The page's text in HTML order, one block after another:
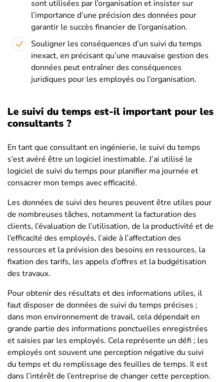
sont utilisées par l’organisation et insister sur
l’importance d’une précision des données pour
garantir le succès financier de l’organisation.
Souligner les conséquences d’un suivi du temps
inexact, en précisant qu’une mauvaise gestion des
données peut entraîner des conséquences
juridiques pour les employés ou l’organisation.
Le suivi du temps est-il important pour les
consultants ?
En tant que consultant en ingénierie, le suivi du temps
s’est avéré être un logiciel inestimable. J’ai utilisé le
logiciel de suivi du temps pour planifier ma journée et
consacrer mon temps avec efficacité.
Les données de suivi des heures peuvent être utiles pour
de nombreuses tâches, notamment la facturation des
clients, l’évaluation de l’utilisation, de la productivité et de
l’efficacité des employés, l’aide à l’affectation des
ressources et la prévision des besoins en ressources, la
fixation des tarifs, les appels d’offres et la budgétisation
des travaux.
Pour obtenir des résultats et des informations utiles, il
faut disposer de données de suivi du temps précises ;
dans mon environnement de travail, cela dépendait en
grande partie des informations ponctuelles enregistrées
et saisies par les employés. Cela représente un défi ; les
employés ont souvent une perception négative du suivi
du temps et du remplissage des feuilles de temps. Il est
dans l’intérêt de l’entreprise de changer cette perception.